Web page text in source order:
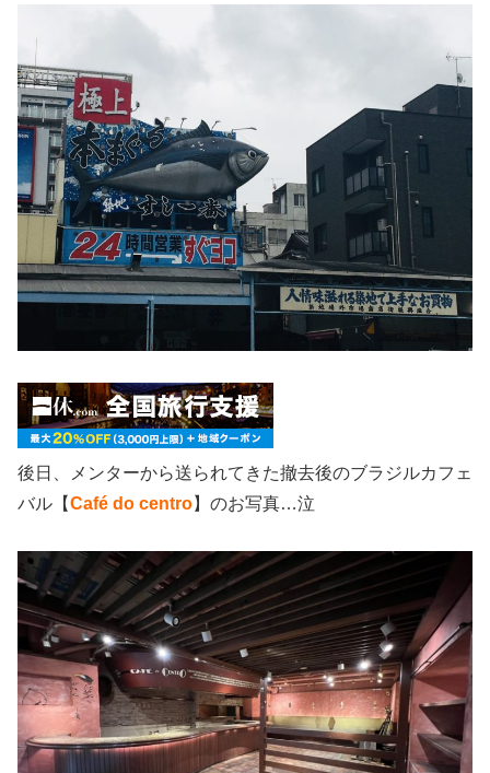
後日、メンターから送られてきた撤去後のブラジルカフェ
バル【Café do centro】のお写真…泣